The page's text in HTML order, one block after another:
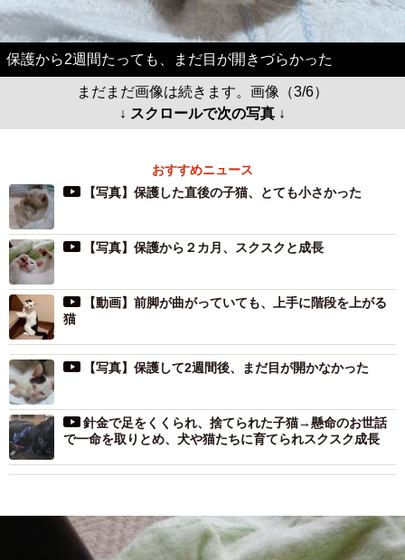
保護から2週間たっても、まだ目が開きづらかった
まだまだ画像は続きます。画像（3/6）
↓ スクロールで次の写真 ↓
おすすめニュース
【写真】保護した直後の子猫、とても小さかった
【写真】保護から２カ月、スクスクと成長
【動画】前脚が曲がっていても、上手に階段を上がる
猫
【写真】保護して2週間後、まだ目が開かなかった
針金で足をくくられ、捨てられた子猫→懸命のお世話
で一命を取りとめ、犬や猫たちに育てられスクスク成長